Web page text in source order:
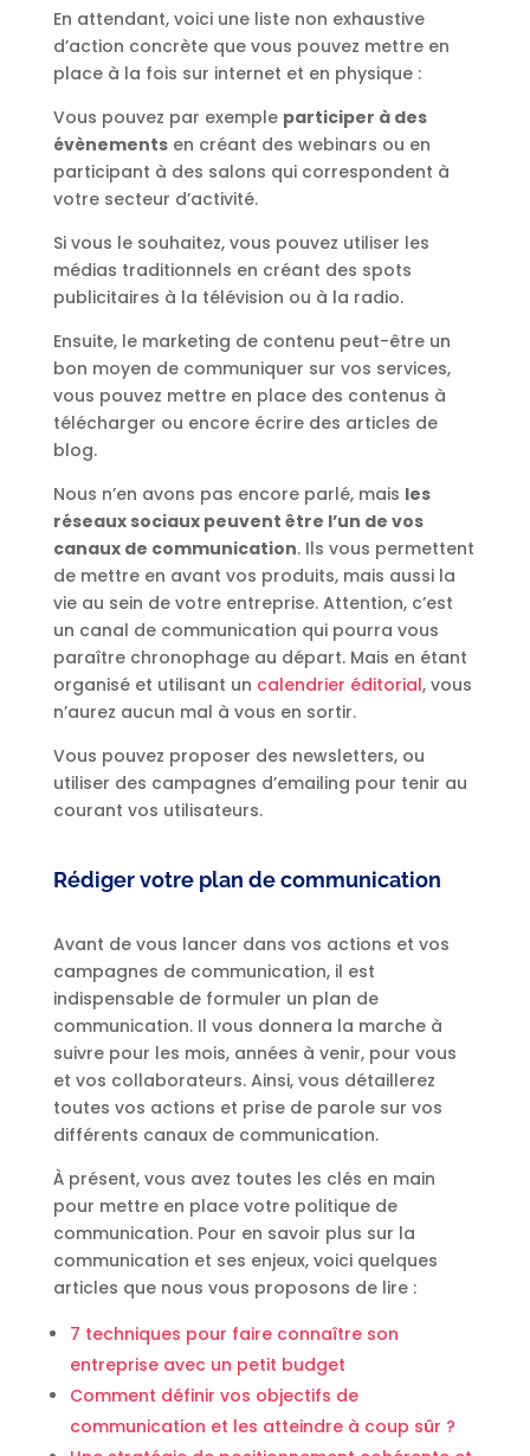
En attendant, voici une liste non exhaustive
d’action concrète que vous pouvez mettre en
place à la fois sur internet et en physique :
Vous pouvez par exemple participer à des
évènementsen créant des webinars ou en
participant à des salons qui correspondent à
votre secteur d’activité.
Si vous le souhaitez, vous pouvez utiliser les
médias traditionnels en créant des spots
publicitaires à la télévision ou à la radio.
Ensuite, le marketing de contenu peut-être un
bon moyen de communiquer sur vos services,
vous pouvez mettre en place des contenus à
télécharger ou encore écrire des articles de
blog.
Nous n’en avons pas encore parlé, mais les
réseaux sociaux peuvent être l’un de vos
canaux de communication. Ils vous permettent
de mettre en avant vos produits, mais aussi la
vie au sein de votre entreprise. Attention, c’est
un canal de communication qui pourra vous
paraître chronophage au départ. Mais en étant
organisé et utilisant un calendrier éditorial, vous
n’aurez aucun mal à vous en sortir.
Vous pouvez proposer des newsletters, ou
utiliser des campagnes d’emailing pour tenir au
courant vos utilisateurs.
Rédiger votre plan de communication
Avant de vous lancer dans vos actions et vos
campagnes de communication, il est
indispensable de formuler un plan de
communication. Il vous donnera la marche à
suivre pour les mois, années à venir, pour vous
et vos collaborateurs. Ainsi, vous détaillerez
toutes vos actions et prise de parole sur vos
différents canaux de communication.
À présent, vous avez toutes les clés en main
pour mettre en place votre politique de
communication. Pour en savoir plus sur la
communication et ses enjeux, voici quelques
articles que nous vous proposons de lire :
7 techniques pour faire connaître son
entreprise avec un petit budget
Comment définir vos objectifs de
communication et les atteindre à coup sûr ?